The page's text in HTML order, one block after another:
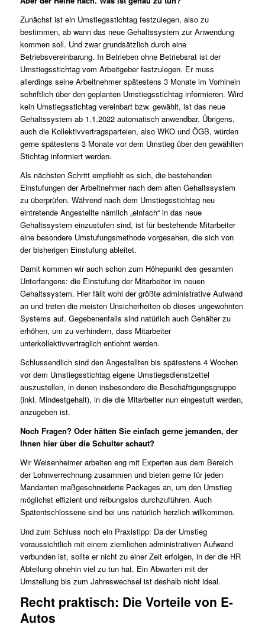
Zunächst ist ein Umstiegsstichtag festzulegen, also zu
bestimmen, ab wann das neue Gehaltssystem zur Anwendung
kommen soll. Und zwar grundsätzlich durch eine
Betriebsvereinbarung. In Betrieben ohne Betriebsrat ist der
Umstiegsstichtag vom Arbeitgeber festzulegen. Er muss
allerdings seine Arbeitnehmer spätestens 3 Monate im Vorhinein
schriftlich über den geplanten Umstiegsstichtag informieren. Wird
kein Umstiegsstichtag vereinbart bzw. gewählt, ist das neue
Gehaltssystem ab 1.1.2022 automatisch anwendbar. Übrigens,
auch die Kollektivvertragsparteien, also WKO und ÖGB, würden
gerne spätestens 3 Monate vor dem Umstieg über den gewählten
Stichtag informiert werden.
Als nächsten Schritt empfiehlt es sich, die bestehenden
Einstufungen der Arbeitnehmer nach dem alten Gehaltssystem
zu überprüfen. Während nach dem Umstiegsstichtag neu
eintretende Angestellte nämlich „einfach“ in das neue
Gehaltssystem einzustufen sind, ist für bestehende Mitarbeiter
eine besondere Umstufungsmethode vorgesehen, die sich von
der bisherigen Einstufung ableitet.
Damit kommen wir auch schon zum Höhepunkt des gesamten
Unterfangens: die Einstufung der Mitarbeiter im neuen
Gehaltssystem. Hier fällt wohl der größte administrative Aufwand
an und treten die meisten Unsicherheiten ob dieses ungewohnten
Systems auf. Gegebenenfalls sind natürlich auch Gehälter zu
erhöhen, um zu verhindern, dass Mitarbeiter
unterkollektivvertraglich entlohnt werden.
Schlussendlich sind den Angestellten bis spätestens 4 Wochen
vor dem Umstiegsstichtag eigene Umstiegsdienstzettel
auszustellen, in denen insbesondere die Beschäftigungsgruppe
(inkl. Mindestgehalt), in die die Mitarbeiter nun eingestuft werden,
anzugeben ist.
Noch Fragen? Oder hätten Sie einfach gerne jemanden, der
Ihnen hier über die Schulter schaut?
Wir Weisenheimer arbeiten eng mit Experten aus dem Bereich
der Lohnverrechnung zusammen und bieten gerne für jeden
Mandanten maßgeschneiderte Packages an, um den Umstieg
möglichst effizient und reibungslos durchzuführen. Auch
Spätentschlossene sind bei uns natürlich herzlich willkommen.
Und zum Schluss noch ein Praxistipp: Da der Umstieg
voraussichtlich mit einem ziemlichen administrativen Aufwand
verbunden ist, sollte er nicht zu einer Zeit erfolgen, in der die HR
Abteilung ohnehin viel zu tun hat. Ein Abwarten mit der
Umstellung bis zum Jahreswechsel ist deshalb nicht ideal.
Recht praktisch: Die Vorteile von E-
Autos